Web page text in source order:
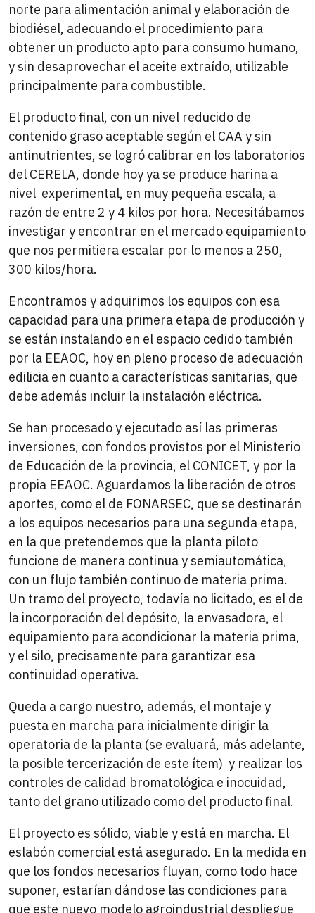
norte para alimentación animal y elaboración de
biodiésel, adecuando el procedimiento para
obtener un producto apto para consumo humano,
y sin desaprovechar el aceite extraído, utilizable
principalmente para combustible.
El producto final, con un nivel reducido de
contenido graso aceptable según el CAA y sin
antinutrientes, se logró calibrar en los laboratorios
del CERELA, donde hoy ya se produce harina a
nivel experimental, en muy pequeña escala, a
razón de entre 2 y 4 kilos por hora. Necesitábamos
investigar y encontrar en el mercado equipamiento
que nos permitiera escalar por lo menos a 250,
300 kilos/hora.
Encontramos y adquirimos los equipos con esa
capacidad para una primera etapa de producción y
se están instalando en el espacio cedido también
por la EEAOC, hoy en pleno proceso de adecuación
edilicia en cuanto a características sanitarias, que
debe además incluir la instalación eléctrica.
Se han procesado y ejecutado así las primeras
inversiones, con fondos provistos por el Ministerio
de Educación de la provincia, el CONICET, y por la
propia EEAOC. Aguardamos la liberación de otros
aportes, como el de FONARSEC, que se destinarán
a los equipos necesarios para una segunda etapa,
en la que pretendemos que la planta piloto
funcione de manera continua y semiautomática,
con un flujo también continuo de materia prima.
Un tramo del proyecto, todavía no licitado, es el de
la incorporación del depósito, la envasadora, el
equipamiento para acondicionar la materia prima,
y el silo, precisamente para garantizar esa
continuidad operativa.
Queda a cargo nuestro, además, el montaje y
puesta en marcha para inicialmente dirigir la
operatoria de la planta (se evaluará, más adelante,
la posible tercerización de este ítem) y realizar los
controles de calidad bromatológica e inocuidad,
tanto del grano utilizado como del producto final.
El proyecto es sólido, viable y está en marcha. El
eslabón comercial está asegurado. En la medida en
que los fondos necesarios fluyan, como todo hace
suponer, estarían dándose las condiciones para
que este nuevo modelo agroindustrial despliegue